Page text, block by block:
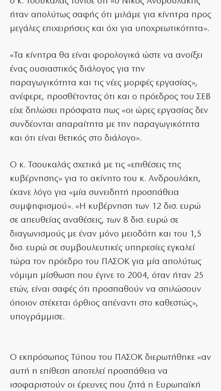
ήταν απολύτως σαφής ότι μιλάμε για κίνητρα προς
μεγάλες επιχειρήσεις και όχι για υποχρεωτικότητα».
«Τα κίνητρα θα είναι φορολογικά ώστε να ανοίξει
ένας ουσιαστικός διάλογος για την
παραγωγικότητα και τις νέες μορφές εργασίας»,
ανέφερε, προσθέτοντας ότι και ο πρόεδρος του ΣΕΒ
είχε δηλώσει πρόσφατα πως «οι ώρες εργασίας δεν
συνδέονται απαραίτητα με την παραγωγικότητα
και ότι είναι θετικός στο διάλογο».
Ο κ. Τσουκαλάς σχετικά με τις «επιθέσεις της
κυβέρνησης» για το ακίνητο του κ. Ανδρουλάκη,
έκανε λόγο για «μία συνειδητή προσπάθεια
συμψηφισμού». «Η κυβέρνηση των 12 δισ. ευρώ
σε απευθείας αναθέσεις, των 8 δισ. ευρώ σε
διαγωνισμούς με έναν μόνο μειοδότη και του 1,5
δισ. ευρώ σε συμβουλευτικές υπηρεσίες εγκαλεί
τώρα τον πρόεδρο του ΠΑΣΟΚ για μία απολύτως
νόμιμη μίσθωση που έγινε το 2004, όταν ήταν 25
ετών, είναι σαφές ότι προσπαθούν να σπιλώσουν
όποιον στέκεται όρθιος απέναντι στο καθεστώς»,
υπογράμμισε.
Ο εκπρόσωπος Τύπου του ΠΑΣΟΚ διερωτήθηκε «αν
αυτή η επίθεση αποτελεί προσπάθεια να
ισοφαριστούν οι έρευνες που ζητά η Ευρωπαϊκή